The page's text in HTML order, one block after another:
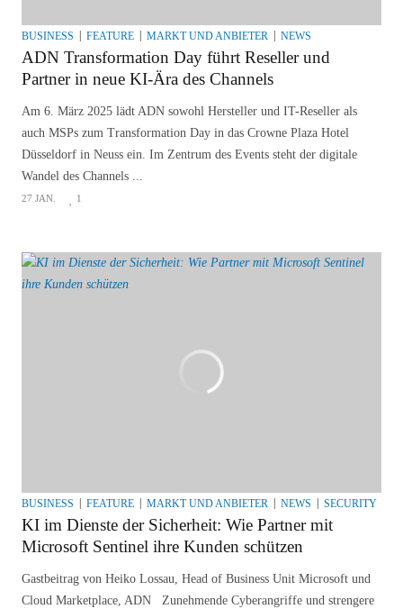
BUSINESS FEATURE MARKT UND ANBIETER NEWS
ADN Transformation Day führt Reseller und
Partner in neue KI-Ära des Channels
Am 6. März 2025 lädt ADN sowohl Hersteller und IT-Reseller als
auch MSPs zum Transformation Day in das Crowne Plaza Hotel
Düsseldorf in Neuss ein. Im Zentrum des Events steht der digitale
Wandel des Channels ...
27 JAN. 1
BUSINESS FEATURE MARKT UND ANBIETER NEWS SECURITY
KI im Dienste der Sicherheit: Wie Partner mit
Microsoft Sentinel ihre Kunden schützen
Gastbeitrag von Heiko Lossau, Head of Business Unit Microsoft und
Cloud Marketplace, ADN Zunehmende Cyberangriffe und strengere